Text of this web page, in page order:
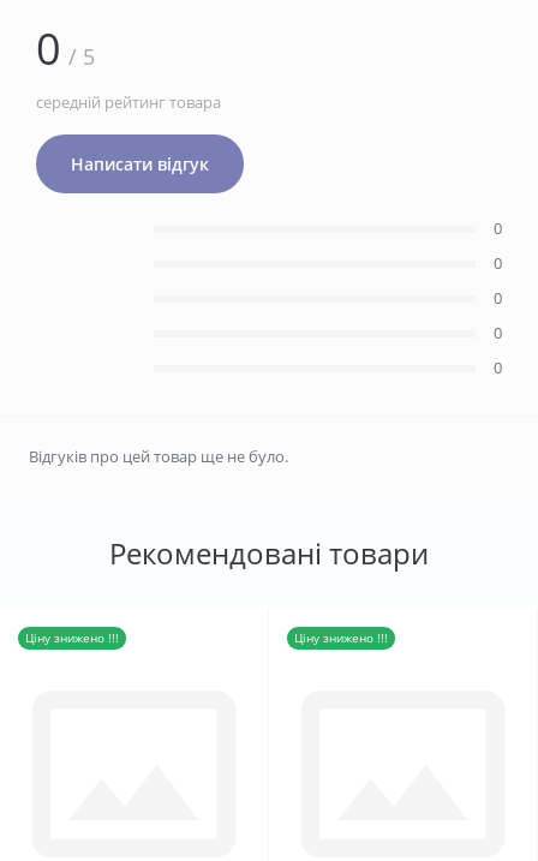
0 / 5
середній рейтинг товара
Написати відгук
0
0
0
0
0
Відгуків про цей товар ще не було.
Рекомендовані товари
Ціну знижено !!! Ціну знижено !!!